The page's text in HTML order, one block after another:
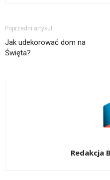
Poprzedni artykuł
Jak udekorować dom na
Święta?
Redakcja